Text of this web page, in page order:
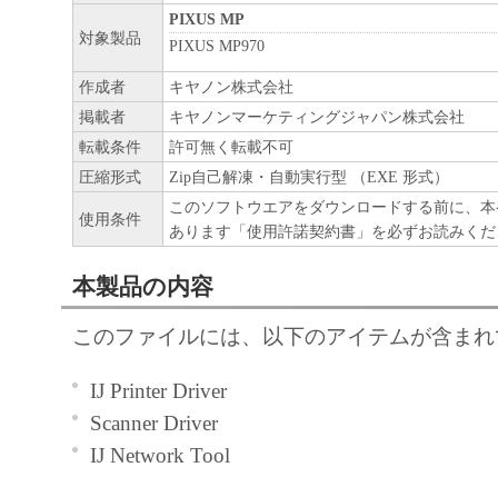
対象製品
PIXUS MP
PIXUS MP970
作成者
キヤノン株式会社
掲載者
キヤノンマーケティングジャパン株式会社
転載条件
許可無く転載不可
圧縮形式
Zip自己解凍・自動実行型 （EXE 形式）
使用条件
このソフトウエアをダウンロードする前に、
あります「使用許諾契約書」を必ずお読みく
本製品の内容
このファイルには、以下のアイテムが含ま
IJ Printer Driver
Scanner Driver
IJ Network Tool